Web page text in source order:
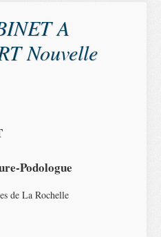
A
Nouvelle
Podologue
de La Rochelle